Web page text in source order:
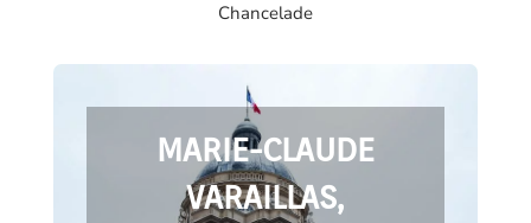
Chancelade
MARIE-CLAUDE
VARAILLAS,